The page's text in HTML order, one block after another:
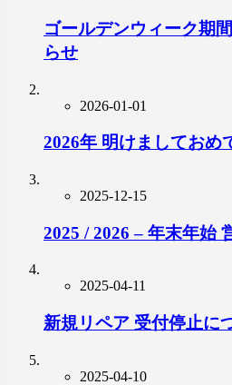
ゴールデンウィーク期
らせ
2026-01-01
2026年 明けましておめ
2025-12-15
2025 / 2026 – 年末年始
2025-04-11
新規リペア 受付停止に
2025-04-10